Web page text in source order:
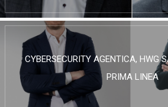
CYBERSECURITY AGENTICA, HWG
PRIMA LINEA